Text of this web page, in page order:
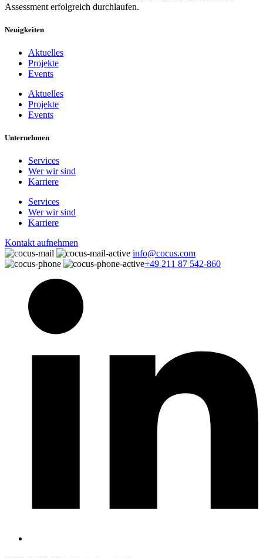
Assessment erfolgreich durchlaufen.
Neuigkeiten
Aktuelles
Projekte
Events
Aktuelles
Projekte
Events
Unternehmen
Services
Wer wir sind
Karriere
Services
Wer wir sind
Karriere
Kontakt aufnehmen
info@cocus.com
+49 211 87 542-860